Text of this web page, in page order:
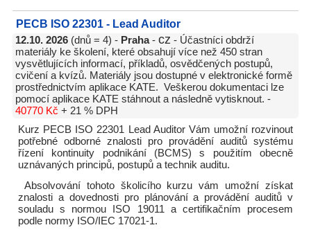
PECB ISO 22301 - Lead Auditor
12.10. 2026 (dnů = 4) - Praha- cz - Účastníci obdrží
materiály ke školení, které obsahují více než 450 stran
vysvětlujících informací, příkladů, osvědčených postupů,
cvičení a kvízů. Materiály jsou dostupné v elektronické formě
prostřednictvím aplikace KATE. Veškerou dokumentaci lze
pomocí aplikace KATE stáhnout a následně vytisknout. -
40770 Kč + 21 % DPH
Kurz PECB ISO 22301 Lead Auditor Vám umožní rozvinout
potřebné odborné znalosti pro provádění auditů systému
řízení kontinuity podnikání (BCMS) s použitím obecně
uznávaných principů, postupů a technik auditu.
Absolvování tohoto školicího kurzu vám umožní získat
znalosti a dovednosti pro plánování a provádění auditů v
souladu s normou ISO 19011 a certifikačním procesem
podle normy ISO/IEC 17021-1.